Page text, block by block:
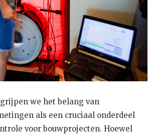
we het belang van
als een cruciaal onderdeel
voor bouwprojecten. Hoewel